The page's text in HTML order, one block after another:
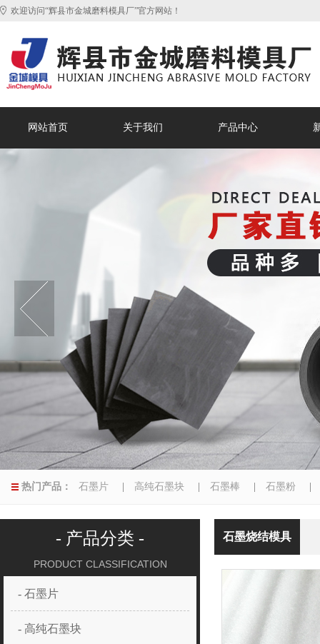
欢迎访问“辉县市金城磨料模具厂”官方网站！
网站首页 关于我们 产品中心
热门产品： 石墨片 高纯石墨块 石墨棒 石墨粉
|异型磨具 |
- 产品分类 -
PRODUCT CLASSIFICATION
- 石墨片
- 高纯石墨块
石墨烧结模具